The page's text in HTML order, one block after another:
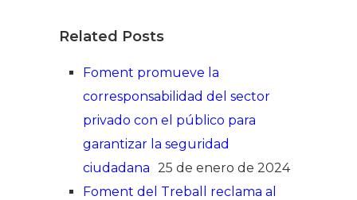
Related Posts
Foment promueve la
corresponsabilidad del sector
privado con el público para
garantizar la seguridad
ciudadana 25 de enero de 2024
Foment del Treball reclama al